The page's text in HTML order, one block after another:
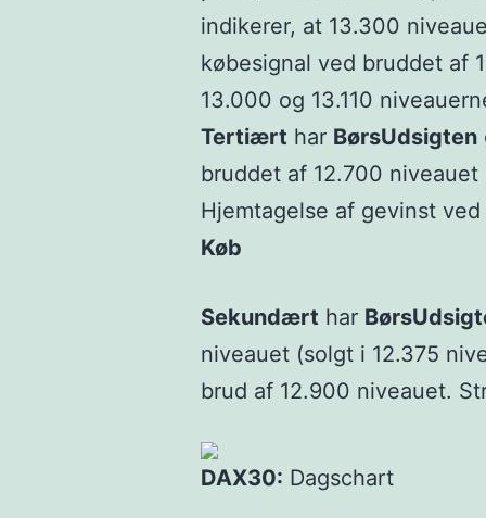
indikerer, at 13.300
købesignal ved bruddet af
13.000 og 13.110
Tertiært har BørsUdsigten
bruddet af 12.700
Hjemtagelse af gevinst
Køb
Sekundært har
niveauet (solgt i 12.375
brud af 12.900 niveauet.
DAX30: Dagschart